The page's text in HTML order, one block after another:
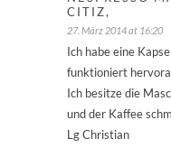
CITIZ,
27. März 2014 at 16:20
Ich habe eine
funktioniert
Ich besitze die
und der Kaffee
Lg Christian